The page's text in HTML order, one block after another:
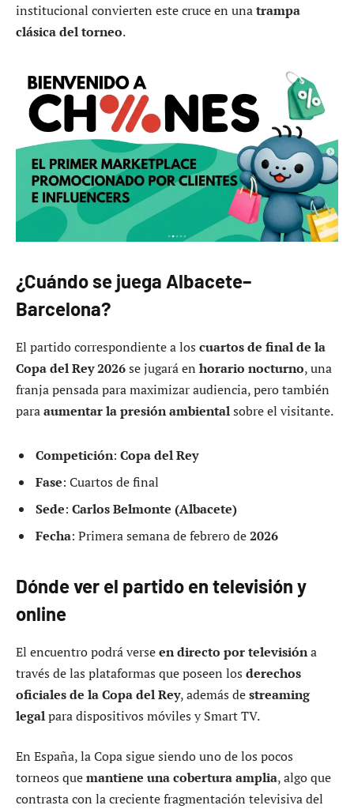
institucional convierten este cruce en unatrampa
clásica del torneo.
¿Cuándo se juega Albacete–
Barcelona?
El partido correspondiente a los cuartos de final de la
Copa del Rey 2026se jugará en horario nocturno, una
franja pensada para maximizar audiencia, pero también
paraaumentar la presión ambientalsobre el visitante.
Competición: Copa del Rey
Fase: Cuartos de final
Sede: Carlos Belmonte (Albacete)
Fecha: Primera semana de febrero de2026
Dónde ver el partido en televisión y
online
El encuentro podrá verseen directo por televisióna
través de las plataformas que poseen los derechos
oficiales de la Copa del Rey, además destreaming
legalpara dispositivos móviles y Smart TV.
En España, la Copa sigue siendo uno de los pocos
torneos quemantiene una cobertura amplia, algo que
contrasta con la creciente fragmentación televisiva del